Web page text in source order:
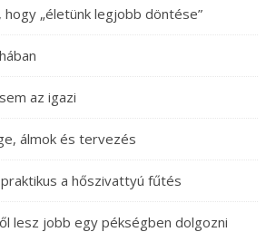
hogy „életünk legjobb döntése”
az igazi
álmok és tervezés
a hőszivattyú fűtés
lesz jobb egy pékségben dolgozni